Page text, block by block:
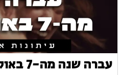
עברה שנה מה-7 באוקטובר